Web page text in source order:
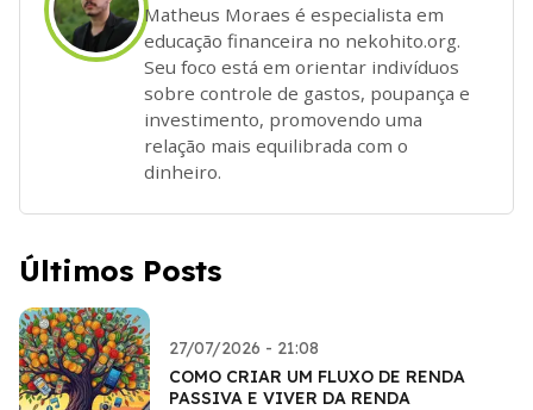
Matheus Moraes é especialista em
educação financeira no nekohito.org.
Seu foco está em orientar indivíduos
sobre controle de gastos, poupança e
investimento, promovendo uma
relação mais equilibrada com o
dinheiro.
Últimos Posts
27/07/2026 - 21:08
COMO CRIAR UM FLUXO DE RENDA
PASSIVA E VIVER DA RENDA